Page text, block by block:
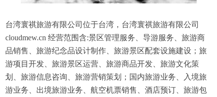
台湾寰祺旅游有限公司位于台湾，台湾寰祺旅游有限公司
cloudmew.cn 经营范围含:景区管理服务、导游服务、旅游商
品销售、旅游纪念品设计制作、旅游景区配套设施建设；旅
游项目开发、旅游景区运营、旅游商品开发、旅游文化策
划、旅游信息咨询、旅游营销策划；国内旅游业务、入境旅
游业务、出境旅游业务、航空机票销售、酒店预订、旅游包